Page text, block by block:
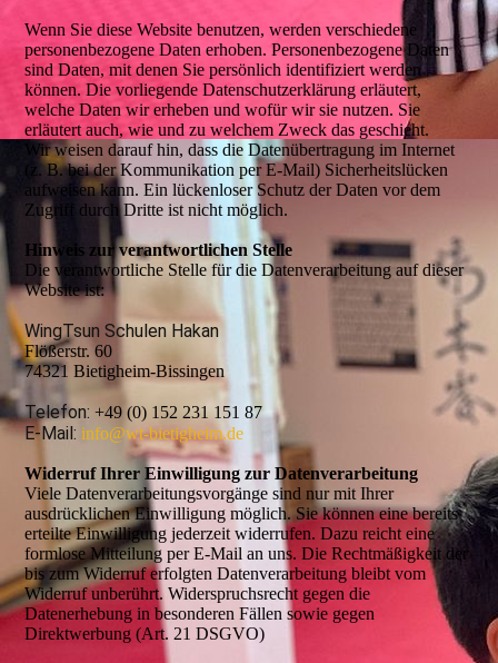
Wenn Sie diese Website benutzen, werden verschiedene
personenbezogene Daten erhoben. Personenbezogene Daten
sind Daten, mit denen Sie persönlich identifiziert werden
können. Die vorliegende Datenschutzerklärung erläutert,
welche Daten wir erheben und wofür wir sie nutzen. Sie
erläutert auch, wie und zu welchem Zweck das geschieht.
Wir weisen darauf hin, dass die Datenübertragung im Internet
(z. B. bei der Kommunikation per E-Mail) Sicherheitslücken
aufweisen kann. Ein lückenloser Schutz der Daten vor dem
Zugriff durch Dritte ist nicht möglich.
Hinweis zur verantwortlichen Stelle
Die verantwortliche Stelle für die Datenverarbeitung auf dieser
Website ist:
WingTsun Schulen Hakan
Flößerstr. 60
74321 Bietigheim-Bissingen
Telefon: +49 (0) 152 231 151 87
E-Mail: info@wt-bietigheim.de
Widerruf Ihrer Einwilligung zur Datenverarbeitung
Viele Datenverarbeitungsvorgänge sind nur mit Ihrer
ausdrücklichen Einwilligung möglich. Sie können eine bereits
erteilte Einwilligung jederzeit widerrufen. Dazu reicht eine
formlose Mitteilung per E-Mail an uns. Die Rechtmäßigkeit der
bis zum Widerruf erfolgten Datenverarbeitung bleibt vom
Widerruf unberührt. Widerspruchsrecht gegen die
Datenerhebung in besonderen Fällen sowie gegen
Direktwerbung (Art. 21 DSGVO)